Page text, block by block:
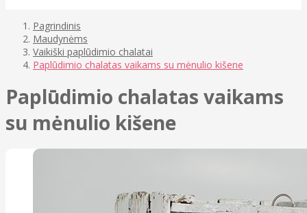
Pagrindinis
Maudynėms
Vaikiški paplūdimio chalatai
Paplūdimio chalatas vaikams su mėnulio kišene
Paplūdimio chalatas vaikams
su mėnulio kišene